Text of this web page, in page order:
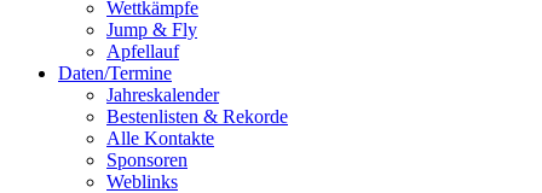
Wettkämpfe
Jump & Fly
Apfellauf
Daten/Termine
Jahreskalender
Bestenlisten & Rekorde
Alle Kontakte
Sponsoren
Weblinks